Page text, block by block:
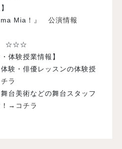
Mia！』 公演情報
☆☆☆
体験授業情報】
験・俳優レッスンの体験授
ラ
台美術などの舞台スタッフ
！→ コチラ